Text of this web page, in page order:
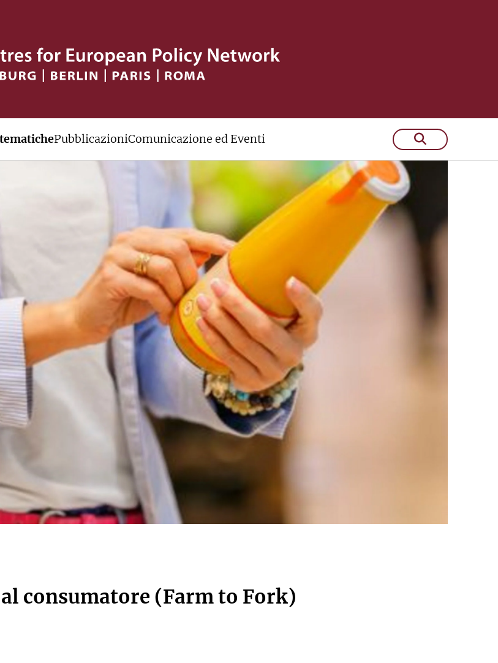
PubblicazioniComunicazione ed Eventi
consumatore (Farm to Fork)